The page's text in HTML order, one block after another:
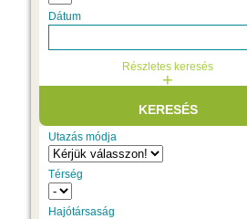
Dátum
Részletes keresés
+
Utazás módja
Térség
Hajótársaság